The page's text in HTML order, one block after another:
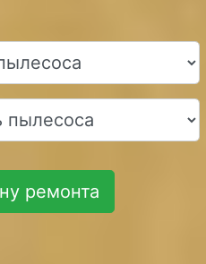
ремонта